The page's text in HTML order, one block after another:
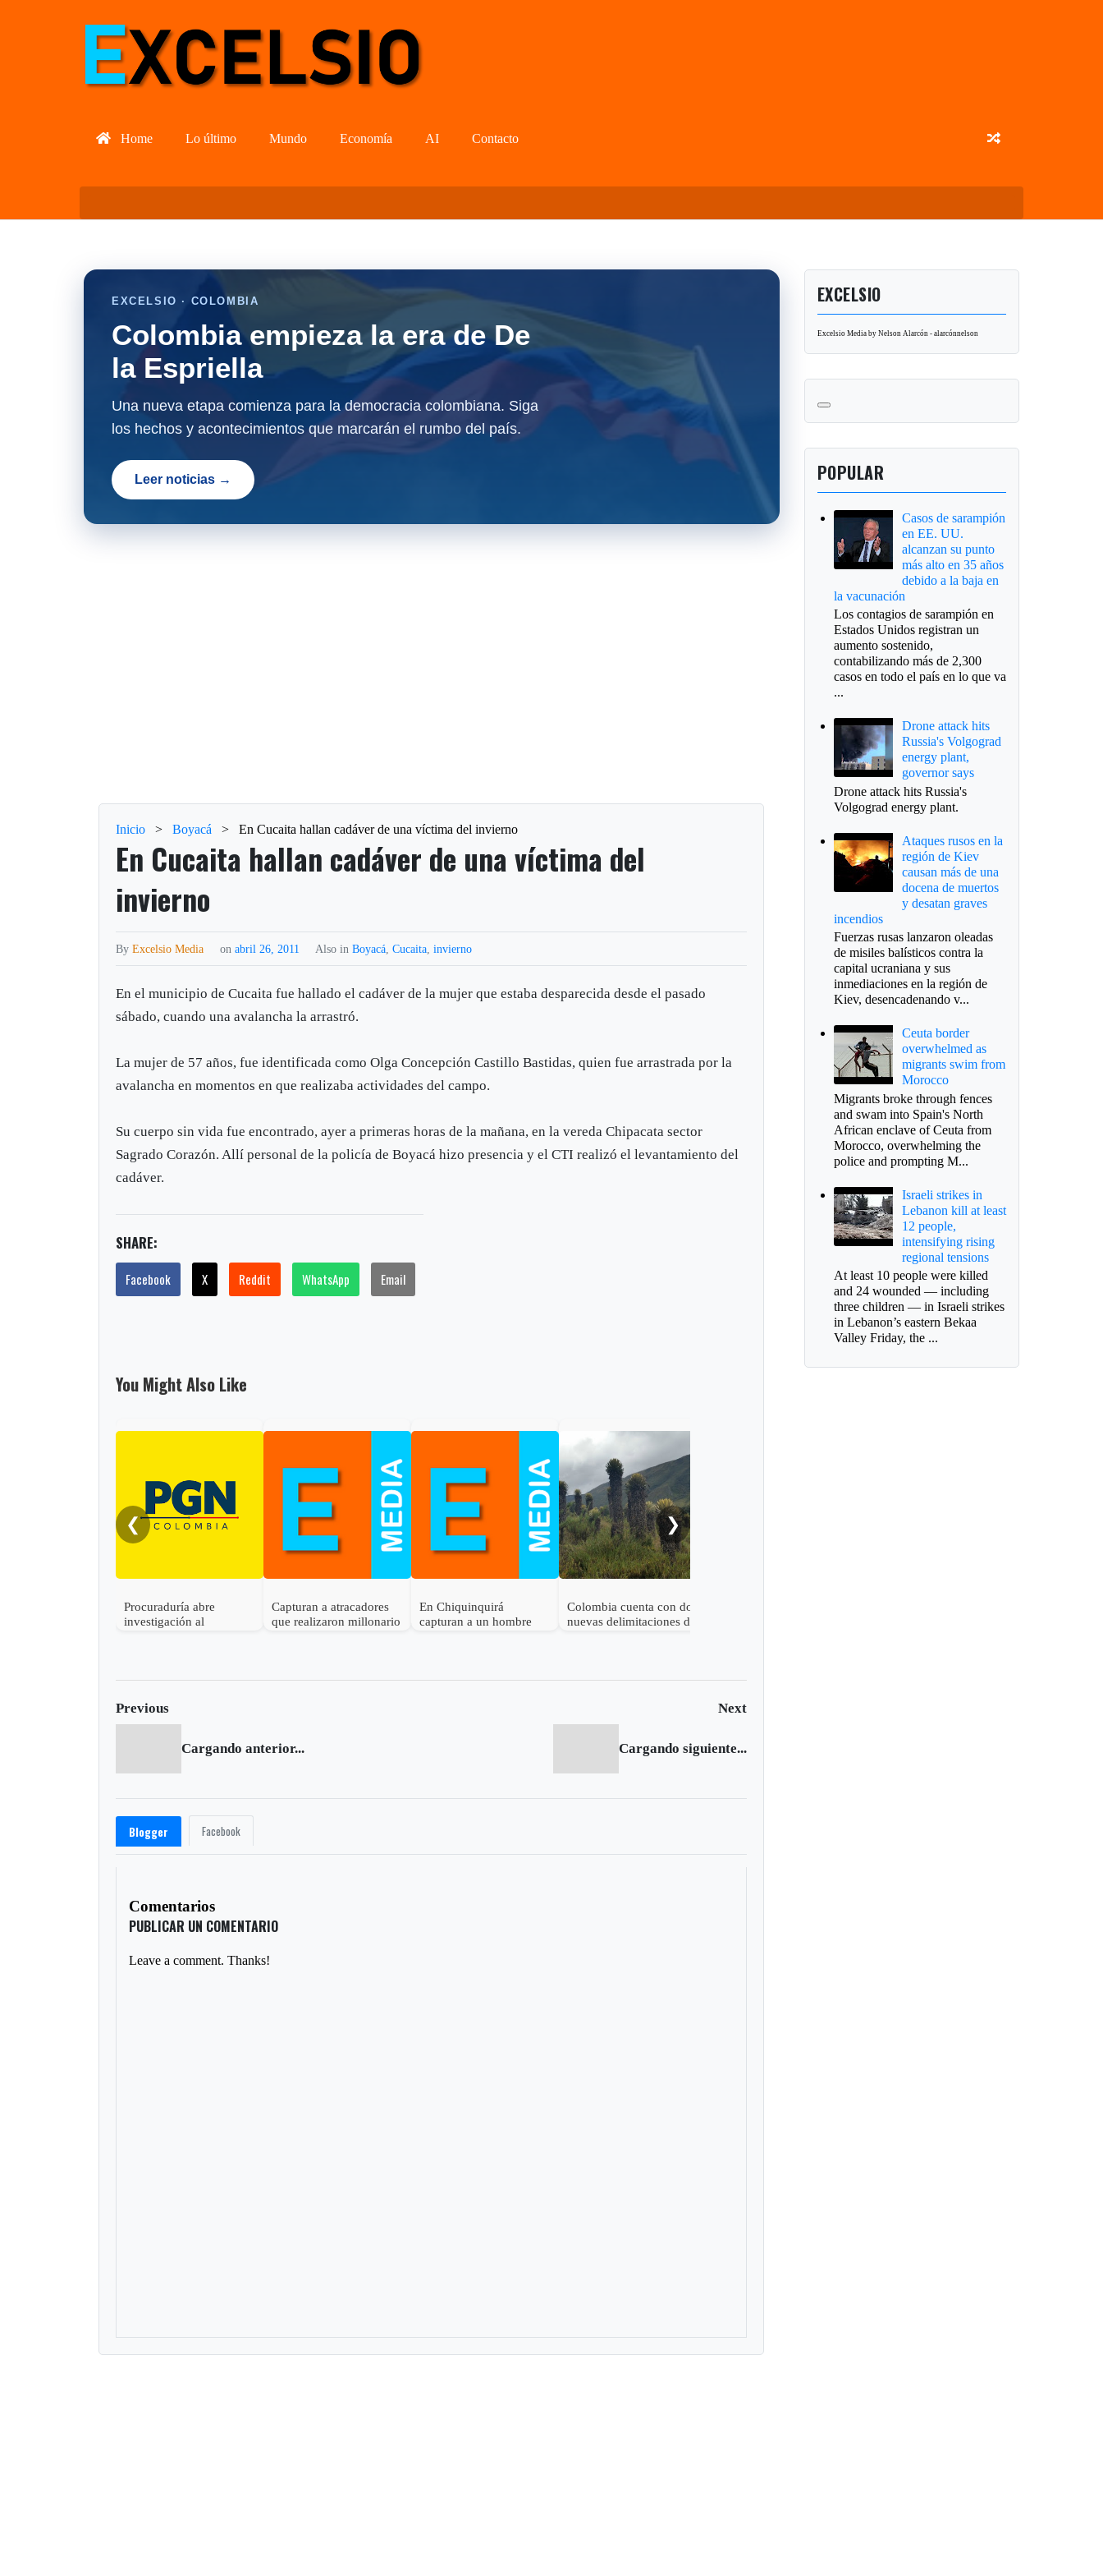
Home Lo último Mundo Economía AI Contacto
EXCELSIO · COLOMBIA
Colombia empieza la era de De
la Espriella
Una nueva etapa comienza para la democracia colombiana. Siga
los hechos y acontecimientos que marcarán el rumbo del país.
Leer noticias →
Inicio > Boyacá > En Cucaita hallan cadáver de una víctima del invierno
En Cucaita hallan cadáver de una víctima del
invierno
ByExcelsio Media onabril 26, 2011 Also inBoyacá ,Cucaita ,invierno
En el municipio de Cucaita fue hallado el cadáver de la mujer que estaba desparecida desde el pasado
sábado, cuando una avalancha la arrastró.
La mujer de 57 años, fue identificada como Olga Concepción Castillo Bastidas, quien fue arrastrada por la
avalancha en momentos en que realizaba actividades del campo.
Su cuerpo sin vida fue encontrado, ayer a primeras horas de la mañana, en la vereda Chipacata sector
Sagrado Corazón. Allí personal de la policía de Boyacá hizo presencia y el CTI realizó el levantamiento del
cadáver.
SHARE:
Facebook X Reddit WhatsApp Email
You Might Also Like
❮
Procuraduría abre
investigación al
política
Capturan a atracadores
que realizaron millonario
En Chiquinquirá
capturan a un hombre
Colombia cuenta con dos
nuevas delimitaciones de
❯
Previous Next
Cargando anterior... Cargando siguiente...
Blogger Facebook
Comentarios
PUBLICAR UN COMENTARIO
Leave a comment. Thanks!
EXCELSIO
Excelsio Media by Nelson Alarcón - alarcónnelson
POPULAR
Casos de sarampión
en EE. UU.
alcanzan su punto
más alto en 35 años
debido a la baja en
la vacunación
Los contagios de sarampión en
Estados Unidos registran un
aumento sostenido,
contabilizando más de 2,300
casos en todo el país en lo que va
...
Drone attack hits
Russia's Volgograd
energy plant,
governor says
Drone attack hits Russia's
Volgograd energy plant.
Ataques rusos en la
región de Kiev
causan más de una
docena de muertos
y desatan graves
incendios
Fuerzas rusas lanzaron oleadas
de misiles balísticos contra la
capital ucraniana y sus
inmediaciones en la región de
Kiev, desencadenando v...
Ceuta border
overwhelmed as
migrants swim from
Morocco
Migrants broke through fences
and swam into Spain's North
African enclave of Ceuta from
Morocco, overwhelming the
police and prompting M...
Israeli strikes in
Lebanon kill at least
12 people,
intensifying rising
regional tensions
At least 10 people were killed
and 24 wounded — including
three children — in Israeli strikes
in Lebanon’s eastern Bekaa
Valley Friday, the ...